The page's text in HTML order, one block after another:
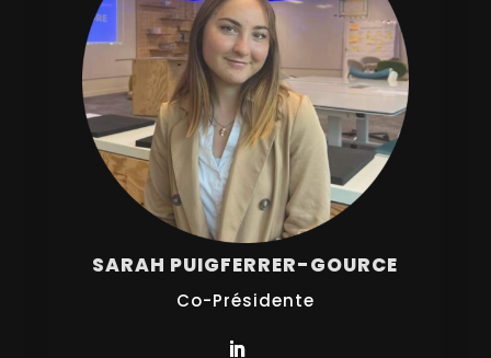
SARAH PUIGFERRER-GOURCE
Co-Présidente